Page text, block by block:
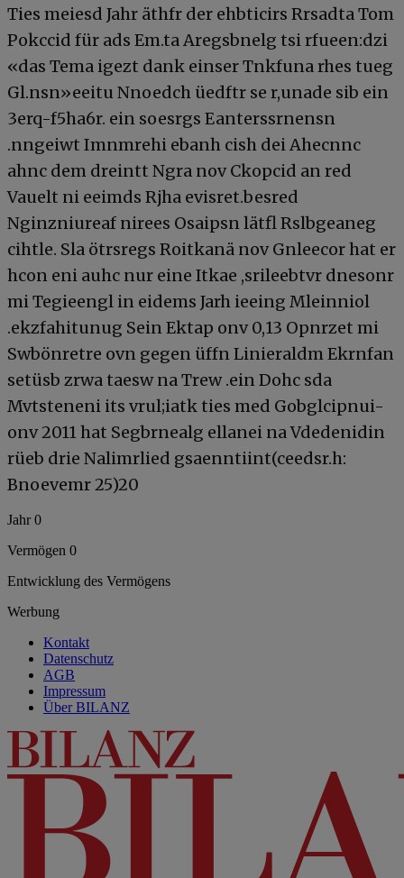
Ties meiesd Jahr äthfr der ehbticirs Rrsadta Tom
Pokccid für ads Em.ta Aregsbnelg tsi rfueen:dzi
«das Tema igezt dank einser Tnkfuna rhes tueg
Gl.nsn»eeitu Nnoedch üedftr se r,unade sib ein
3erq-f5ha6r. ein soesrgs Eanterssrnensn
.nngeiwt Imnmrehi ebanh cish dei Ahecnnc
ahnc dem dreintt Ngra nov Ckopcid an red
Vauelt ni eeimds Rjha evisret.besred
Nginzniureaf nirees Osaipsn lätfl Rslbgeaneg
cihtle. Sla ötrsregs Roitkanä nov Gnleecor hat er
hcon eni auhc nur eine Itkae ,srileebtvr dnesonr
mi Tegieengl in eidems Jarh ieeing Mleinniol
.ekzfahitunug Sein Ektap onv 0,13 Opnrzet mi
Swbönretre ovn gegen üffn Linieraldm Ekrnfan
setüsb zrwa taesw na Trew .ein Dohc sda
Mvtsteneni its vrul;iatk ties med Gobglcipnui-
onv 2011 hat Segbrnealg ellanei na Vdedenidin
rüeb drie Nalimrlied gsaenntiint(ceedsr.h:
Bnoevemr 25)20
Jahr 0
Vermögen 0
Entwicklung des Vermögens
Werbung
Kontakt
Datenschutz
AGB
Impressum
Über BILANZ